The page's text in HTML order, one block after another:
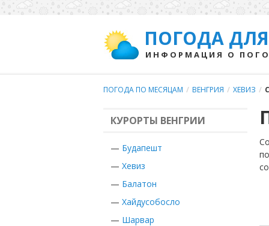
ПОГОДА
ИНФОРМАЦИЯ О
ПОГОДА ПО МЕСЯЦАМ / ВЕНГРИЯ / ХЕВИЗ /
КУРОРТЫ ВЕНГРИИ
— Будапешт
— Хевиз
— Балатон
— Хайдусобосло
— Шарвар